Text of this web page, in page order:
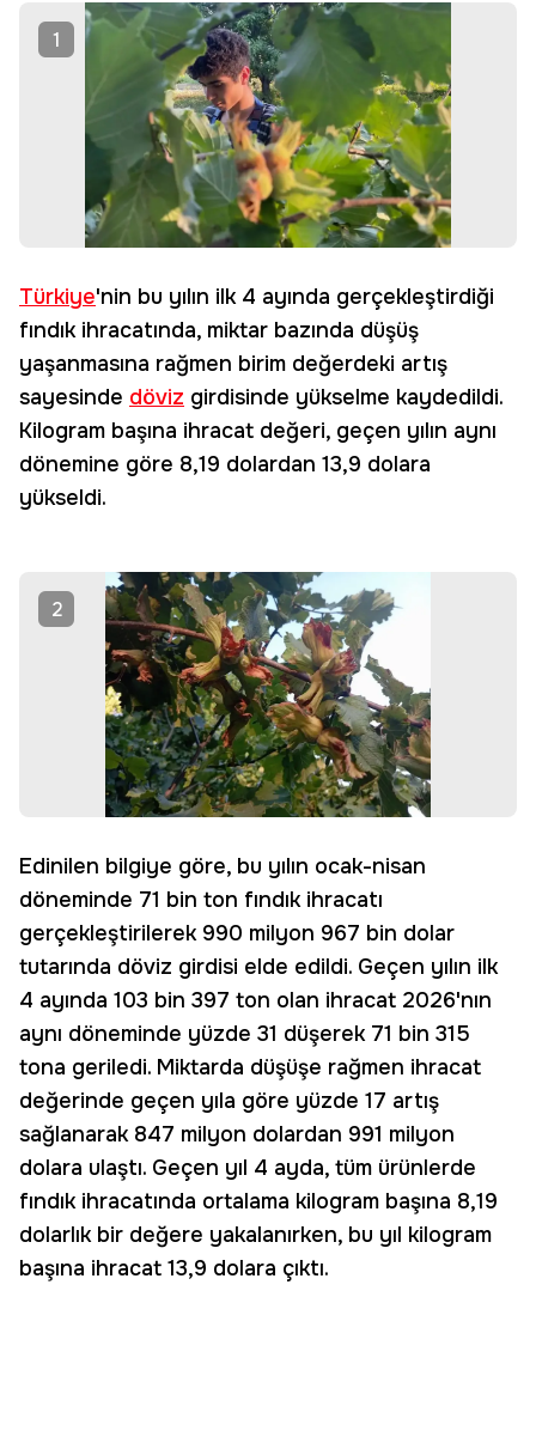
1
Türkiye'nin bu yılın ilk 4 ayında gerçekleştirdiği
fındık ihracatında, miktar bazında düşüş
yaşanmasına rağmen birim değerdeki artış
sayesinde döviz girdisinde yükselme kaydedildi.
Kilogram başına ihracat değeri, geçen yılın aynı
dönemine göre 8,19 dolardan 13,9 dolara
yükseldi.
2
Edinilen bilgiye göre, bu yılın ocak-nisan
döneminde 71 bin ton fındık ihracatı
gerçekleştirilerek 990 milyon 967 bin dolar
tutarında döviz girdisi elde edildi. Geçen yılın ilk
4 ayında 103 bin 397 ton olan ihracat 2026'nın
aynı döneminde yüzde 31 düşerek 71 bin 315
tona geriledi. Miktarda düşüşe rağmen ihracat
değerinde geçen yıla göre yüzde 17 artış
sağlanarak 847 milyon dolardan 991 milyon
dolara ulaştı. Geçen yıl 4 ayda, tüm ürünlerde
fındık ihracatında ortalama kilogram başına 8,19
dolarlık bir değere yakalanırken, bu yıl kilogram
başına ihracat 13,9 dolara çıktı.